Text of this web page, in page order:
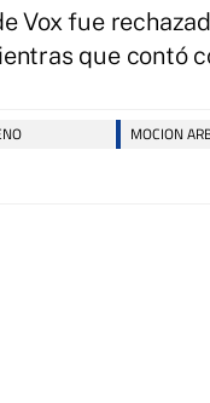
Vox fue
que contó
MOCION